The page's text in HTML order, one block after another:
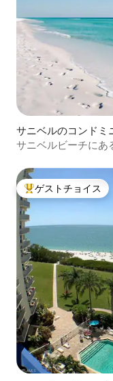
サニベルのコンドミ
サニベルビーチにあ
大好評のゲストチョ
ゲストチョイス